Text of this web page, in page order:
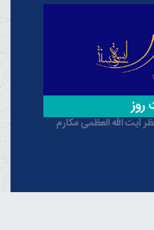
آیت الله العظمی مکارم